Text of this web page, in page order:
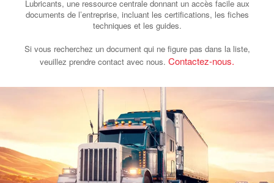
Lubricants, une ressource centrale donnant un accès facile aux
documents de l’entreprise, incluant les certifications, les fiches
techniques et les guides.
Si vous recherchez un document qui ne figure pas dans la liste,
veuillez prendre contact avec nous. Contactez-nous.